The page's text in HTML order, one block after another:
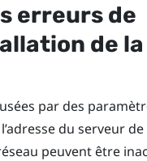
erreurs de
de la
par des
du serveur
peuvent être